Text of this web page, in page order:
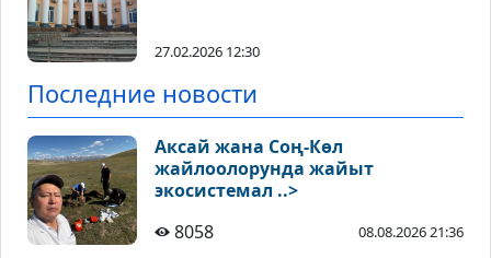
27.02.2026 12:30
Последние новости
Аксай жана Соң-Көл
жайлоолорунда жайыт
экосистемал ..>
8058
08.08.2026 21:36